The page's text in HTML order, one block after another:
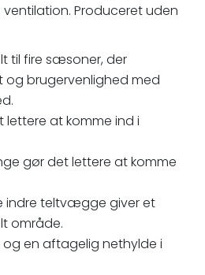
Produceret uden
til fire sæsoner, der
brugervenlighed med
at komme ind i
gør det lettere at komme
indre teltvægge giver et
område.
og en aftagelig nethylde i